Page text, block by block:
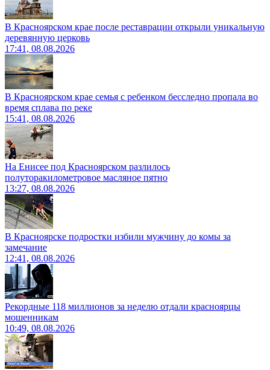
В Красноярском крае после реставрации открыли уникальную
деревянную церковь
17:41, 08.08.2026
В Красноярском крае семья с ребенком бесследно пропала во
время сплава по реке
15:41, 08.08.2026
На Енисее под Красноярском разлилось
полуторакилометровое масляное пятно
13:27, 08.08.2026
В Красноярске подростки избили мужчину до комы за
замечание
12:41, 08.08.2026
Рекордные 118 миллионов за неделю отдали красноярцы
мошенникам
10:49, 08.08.2026